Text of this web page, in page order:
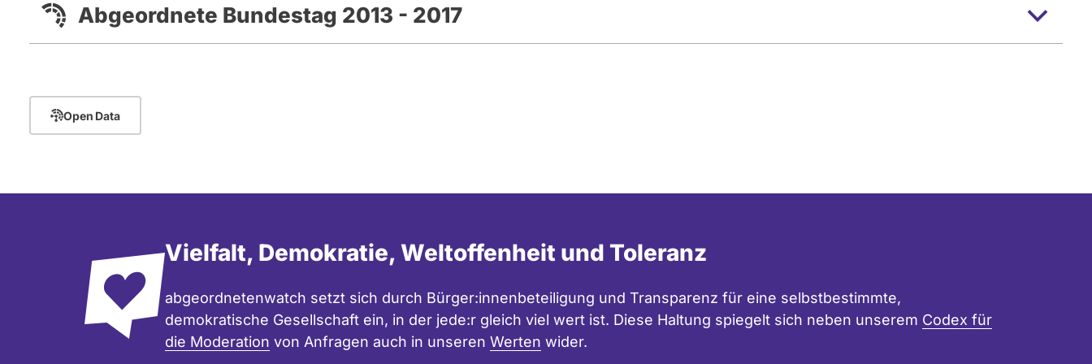
Mitglied des Deutschen Bundestages.
Abgeordnete Bundestag 2013 - 2017
Open Data
Vielfalt, Demokratie, Weltoffenheit und Toleranz
abgeordnetenwatch setzt sich durch Bürger:innenbeteiligung und Transparenz für eine selbstbestimmte,
demokratische Gesellschaft ein, in der jede:r gleich viel wert ist. Diese Haltung spiegelt sich neben unserem Codex für
die Moderation von Anfragen auch in unseren Werten wider.